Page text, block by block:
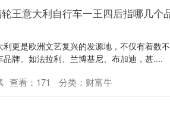
王意大利自行车一王四后指哪几个
更是欧洲文艺复兴的发源地，不仅有着数
牌。如法拉利、兰博基尼、布加迪，甚....
查看： 171 分类： 财富牛